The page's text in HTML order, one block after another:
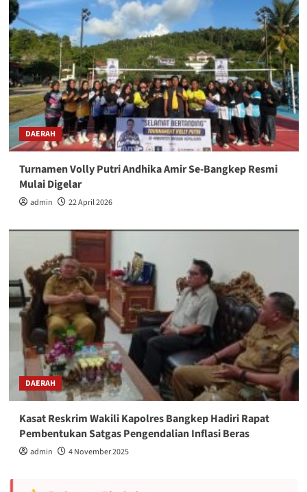
DAERAH
Turnamen Volly Putri Andhika Amir Se-Bangkep Resmi
Mulai Digelar
admin 22 April 2026
DAERAH
Kasat Reskrim Wakili Kapolres Bangkep Hadiri Rapat
Pembentukan Satgas Pengendalian Inflasi Beras
admin 4 November 2025